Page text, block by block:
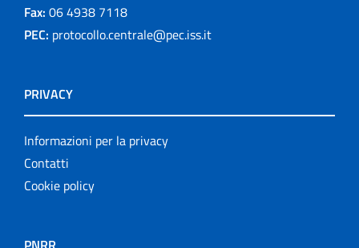
Fax: 06 4938 7118
PEC: protocollo.centrale@pec.iss.it
PRIVACY
Informazioni per la privacy
Contatti
Cookie policy